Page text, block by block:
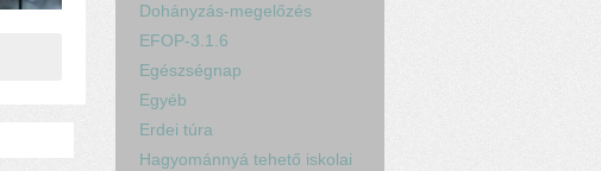
Dohányzás-megelőzés
EFOP-3.1.6
Egészségnap
Egyéb
Erdei túra
Hagyománnyá tehető iskolai